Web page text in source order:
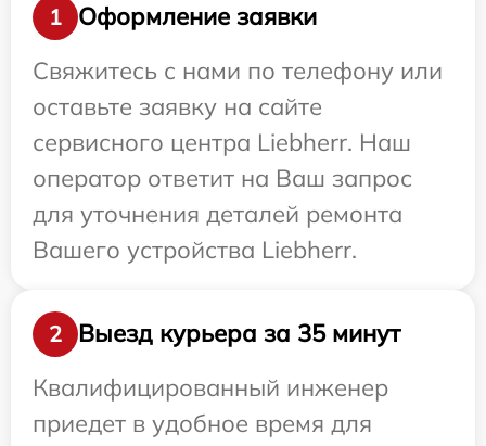
1
Оформление заявки
Свяжитесь с нами по телефону или
оставьте заявку на сайте
сервисного центра Liebherr. Наш
оператор ответит на Ваш запрос
для уточнения деталей ремонта
Вашего устройства Liebherr.
2
Выезд курьера за 35 минут
Квалифицированный инженер
приедет в удобное время для